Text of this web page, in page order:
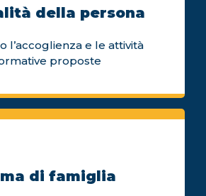
della persona
l’accoglienza e le attività
proposte
di famiglia